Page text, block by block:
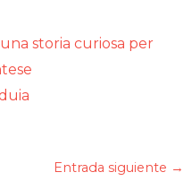
storia curiosa per
Entrada siguiente →